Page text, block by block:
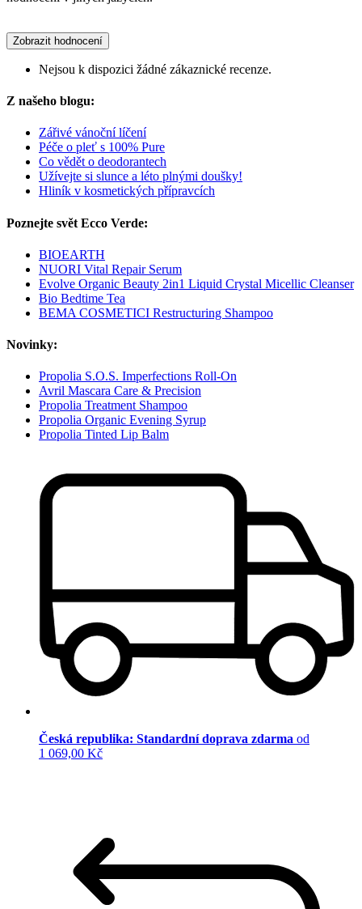
Zobrazit hodnocení
Nejsou k dispozici žádné zákaznické recenze.
Z našeho blogu:
Zářivé vánoční líčení
Péče o pleť s 100% Pure
Co vědět o deodorantech
Užívejte si slunce a léto plnými doušky!
Hliník v kosmetických přípravcích
Poznejte svět Ecco Verde:
BIOEARTH
NUORI Vital Repair Serum
Evolve Organic Beauty 2in1 Liquid Crystal Micellic Cleanser
Bio Bedtime Tea
BEMA COSMETICI Restructuring Shampoo
Novinky:
Propolia S.O.S. Imperfections Roll-On
Avril Mascara Care & Precision
Propolia Treatment Shampoo
Propolia Organic Evening Syrup
Propolia Tinted Lip Balm
Česká republika: Standardní doprava zdarma od
1 069,00 Kč